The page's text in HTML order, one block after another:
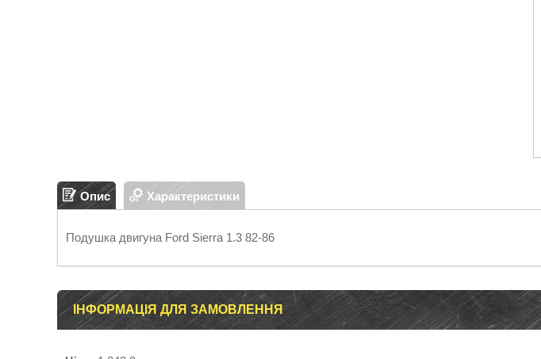
Опис Характеристики
Подушка двигуна Ford Sierra 1.3 82-86
ІНФОРМАЦІЯ ДЛЯ ЗАМОВЛЕННЯ